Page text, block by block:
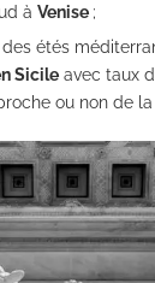
à Venise ;
étés
Sicile avec taux
ou non de la